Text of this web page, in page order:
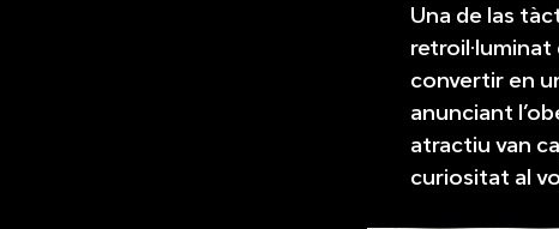
Una de las
convertir en
anunciant
atractiu van
curiositat al